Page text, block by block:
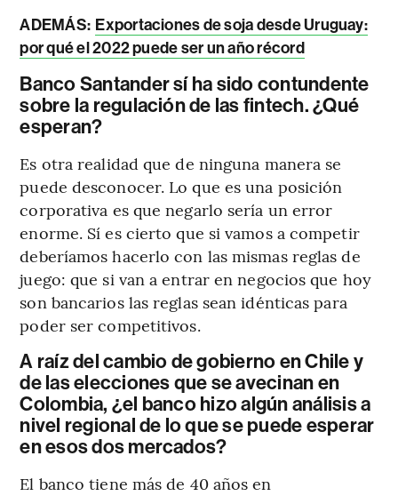
ADEMÁS: Exportaciones de soja desde Uruguay:
por qué el 2022 puede ser un año récord
Banco Santander sí ha sido contundente
sobre la regulación de las fintech. ¿Qué
esperan?
Es otra realidad que de ninguna manera se
puede desconocer. Lo que es una posición
corporativa es que negarlo sería un error
enorme. Sí es cierto que si vamos a competir
deberíamos hacerlo con las mismas reglas de
juego: que si van a entrar en negocios que hoy
son bancarios las reglas sean idénticas para
poder ser competitivos.
A raíz del cambio de gobierno en Chile y
de las elecciones que se avecinan en
Colombia, ¿el banco hizo algún análisis a
nivel regional de lo que se puede esperar
en esos dos mercados?
El banco tiene más de 40 años en